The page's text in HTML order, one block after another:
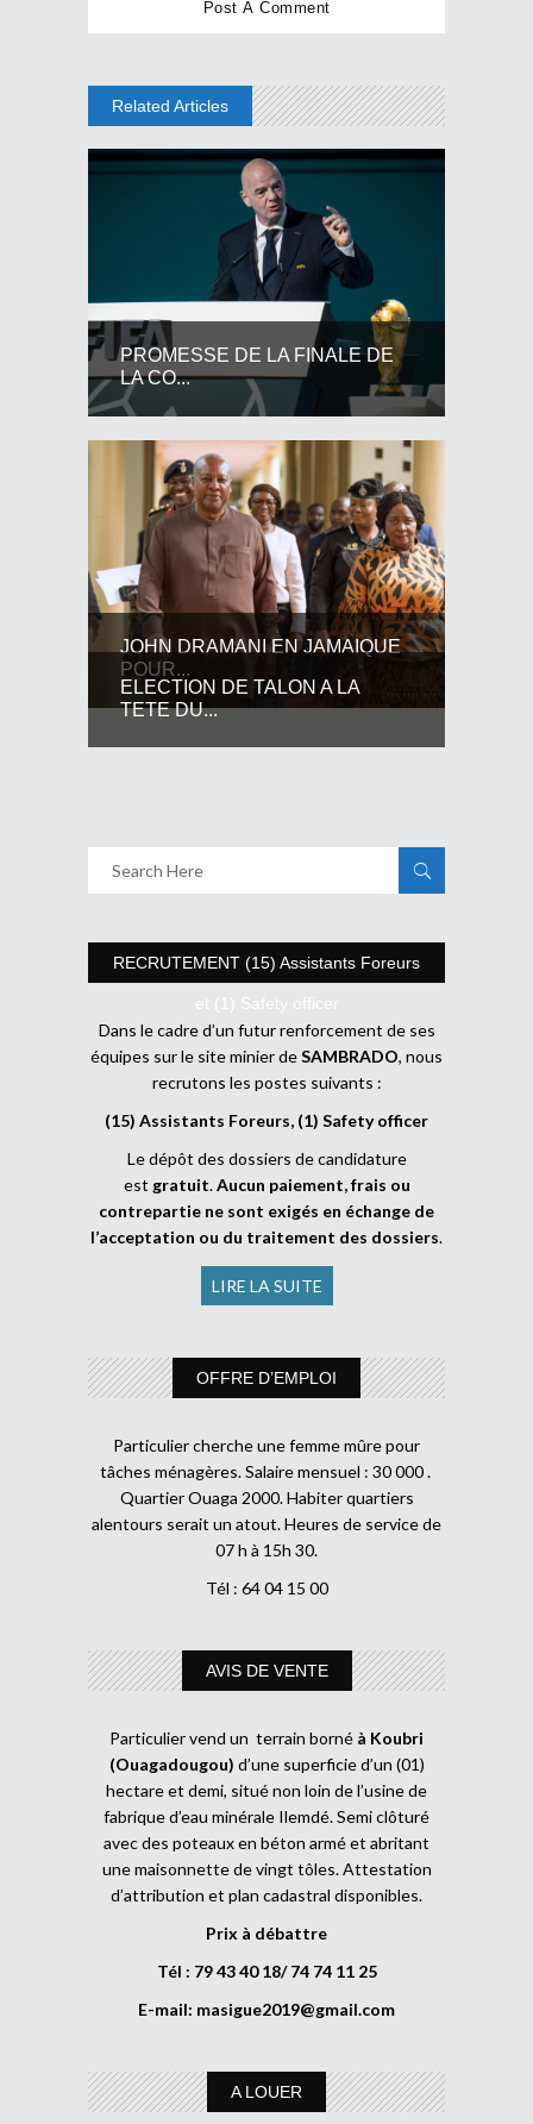
Related Articles
PROMESSE DE LA FINALE DE
LA CO...
JOHN DRAMANI EN JAMAIQUE
POUR...
ELECTION DE TALON A LA
TETE DU...
RECRUTEMENT (15) Assistants Foreurs
et (1) Safety officer
Dans le cadre d’un futur renforcement de ses
équipes sur le site minier deSAMBRADO, nous
recrutons les postes suivants :
(15) Assistants Foreurs, (1) Safety officer
Le dépôt des dossiers de candidature
est gratuit.Aucun paiement, frais ou
contrepartie ne sont exigés en échange de
l’acceptation ou du traitement des dossiers.
LIRE LA SUITE
OFFRE D’EMPLOI
Particulier cherche une femme mûre pour
tâches ménagères. Salaire mensuel : 30 000 .
Quartier Ouaga 2000. Habiter quartiers
alentours serait un atout. Heures de service de
07 h à 15h 30.
Tél : 64 04 15 00
AVIS DE VENTE
Particulier vend un terrain borné à Koubri
(Ouagadougou) d’une superficie d’un (01)
hectare et demi, situé non loin de l’usine de
fabrique d’eau minérale Ilemdé. Semi clôturé
avec des poteaux en béton armé et abritant
une maisonnette de vingt tôles. Attestation
d’attribution et plan cadastral disponibles.
Prix à débattre
Tél : 79 43 40 18/ 74 74 11 25
E-mail: masigue2019@gmail.com
A LOUER